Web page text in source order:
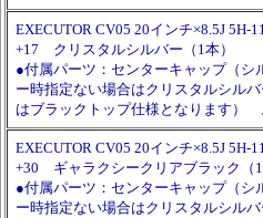
EXECUTOR CV05 20インチ×8.5J 5H-
+17 クリスタルシルバー（1本）
●付属パーツ：センターキャップ（
ー時指定ない場合はクリスタルシル
はブラックトップ仕様となります）
EXECUTOR CV05 20インチ×8.5J 5H-
+30 ギャラクシークリアブラック（1
●付属パーツ：センターキャップ（
ー時指定ない場合はクリスタルシル